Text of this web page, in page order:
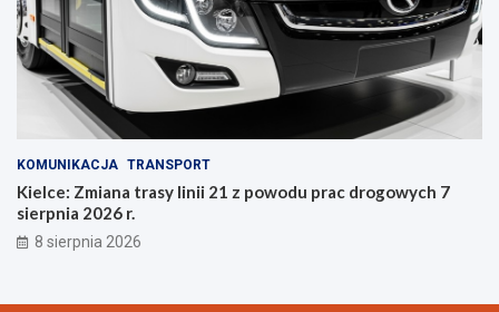
KOMUNIKACJA TRANSPORT
Kielce: Zmiana trasy linii 21 z powodu prac drogowych 7
sierpnia 2026 r.
8 sierpnia 2026